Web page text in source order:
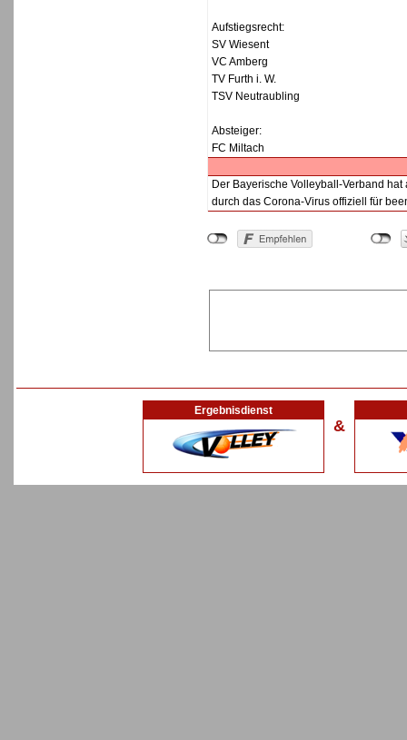
Aufstiegsrecht:
SV Wiesent
VC Amberg
TV Furth i. W.
TSV Neutraubling
Absteiger:
FC Miltach
Der Bayerische Volleyball-Verband
durch das Corona-Virus offiziell für
Ergebnisdienst
&